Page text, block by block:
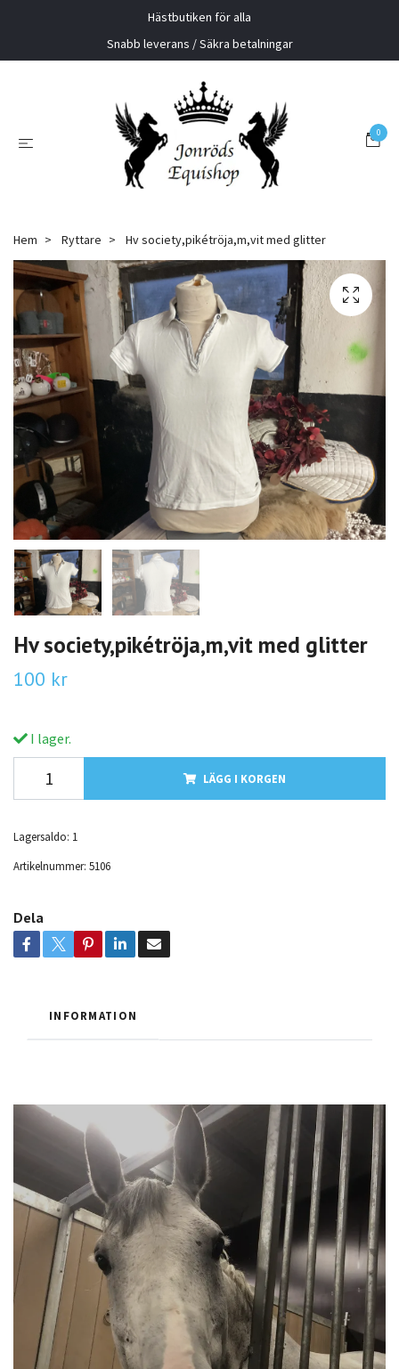
Hästbutiken för alla
Snabb leverans / Säkra betalningar
0
Hem Ryttare Hv society,pikétröja,m,vit med glitter
Hv society,pikétröja,m,vit med glitter
100 kr
I lager.
LÄGG I KORGEN
Lagersaldo: 1
Artikelnummer: 5106
Dela
INFORMATION